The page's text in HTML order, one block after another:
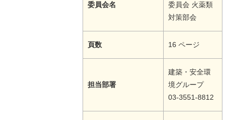
委員会名
委員会 火薬類
対策部会
頁数 16 ページ
担当部署
建築・安全環
境グループ
03-3551-8812